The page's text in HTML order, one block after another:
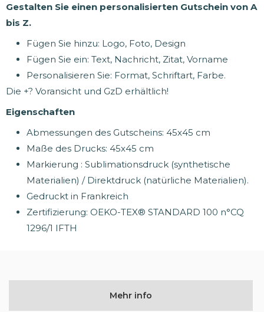
Gestalten Sie einen personalisierten Gutschein von A
bis Z.
Fügen Sie hinzu: Logo, Foto, Design
Fügen Sie ein: Text, Nachricht, Zitat, Vorname
Personalisieren Sie: Format, Schriftart, Farbe.
Die +? Voransicht und GzD erhältlich!
Eigenschaften
Abmessungen des Gutscheins: 45x45 cm
Maße des Drucks: 45x45 cm
Markierung : Sublimationsdruck (synthetische
Materialien) / Direktdruck (natürliche Materialien).
Gedruckt in Frankreich
Zertifizierung: OEKO-TEX® STANDARD 100 n°CQ
1296/1 IFTH
Mehr info